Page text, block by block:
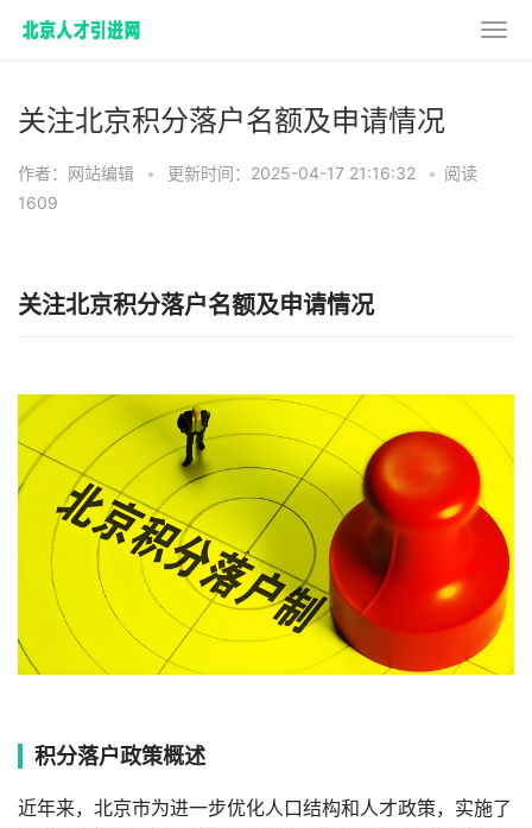
关注北京积分落户名额及申请情况
作者：网站编辑 • 更新时间：2025-04-17 21:16:32 • 阅读
1609
关注北京积分落户名额及申请情况
积分落户政策概述
近年来，北京市为进一步优化人口结构和人才政策，实施了